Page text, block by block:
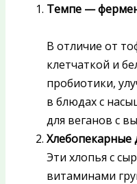
Темпе —
В отличие от
клетчаткой и
пробиотики,
в блюдах с
для веганов с
Эти хлопья с
витаминами